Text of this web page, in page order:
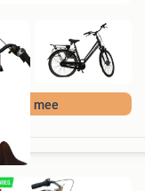
Bied mee